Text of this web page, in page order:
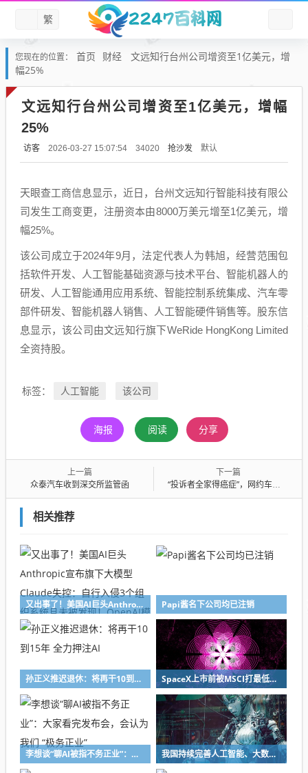
繁
您现在的位置： 首页 财经
文远知行台州公司增资至1亿美元，增
幅25%
文远知行台州公司增资至1亿美元，增幅
25%
访客 2026-03-27 15:07:54 34020 抢沙发 默认
天眼查工商信息显示，近日，台州文远知行智能科技有限公
司发生工商变更，注册资本由8000万美元增至1亿美元，增
幅25%。
该公司成立于2024年9月，法定代表人为韩旭，经营范围包
括软件开发、人工智能基础资源与技术平台、智能机器人的
研发、人工智能通用应用系统、智能控制系统集成、汽车零
部件研发、智能机器人销售、人工智能硬件销售等。股东信
息显示，该公司由文远知行旗下WeRide HongKong Limited
全资持股。
标签： 人工智能 该公司
海报 阅读 分享
上一篇
众泰汽车收到深交所监管函
下一篇
“投诉者全家得癌症”，网约车司机车内悬挂诅咒标牌引热议
相关推荐
又出事了！美国AI巨头Anthropic宣布旗下大模型Claude失控：自行入侵3个组织系统且未被发现！OpenAI模型刚失控：突破人类限制自己发起攻击 Papi酱名下公司均已注销
孙正义推迟退休：将再干10到15年 全力押注AI SpaceX上市前被MSCI打最低ESG评级
李想谈“聊AI被指不务正业”：大家看完发布会，会认为我们 “极务正业” 我国持续完善人工智能、大数据等新兴领域知识产权保护制度